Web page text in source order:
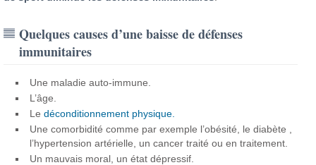
Quelques causes d’une baisse de défenses
immunitaires
Une maladie auto-immune.
L’âge.
Ledéconditionnement physique.
Une comorbidité comme par exemple l’obésité, le diabète ,
l’hypertension artérielle, un cancer traité ou en traitement.
Un mauvais moral, un état dépressif.